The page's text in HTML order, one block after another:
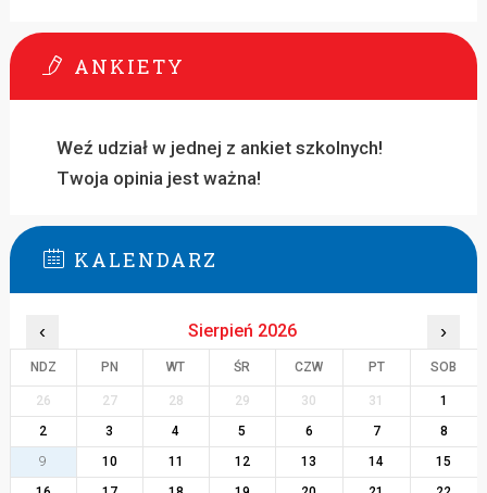
ANKIETY
Weź udział w jednej z ankiet szkolnych!
Twoja opinia jest ważna!
KALENDARZ
‹ Sierpień 2026 ›
NDZ PN WT ŚR CZW PT SOB
26 27 28 29 30 31
1
2
3 4 5 6 7
8
9
10 11 12 13 14
15